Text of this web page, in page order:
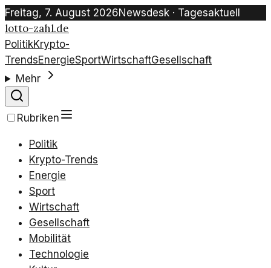
Freitag, 7. August 2026Newsdesk · Tagesaktuell
lotto-zahl.de
PolitikKrypto-
TrendsEnergieSportWirtschaftGesellschaft
Mehr
Rubriken
Politik
Krypto-Trends
Energie
Sport
Wirtschaft
Gesellschaft
Mobilität
Technologie